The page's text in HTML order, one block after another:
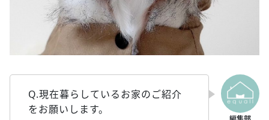
Q.現在暮らしているお家のご紹介
をお願いします。